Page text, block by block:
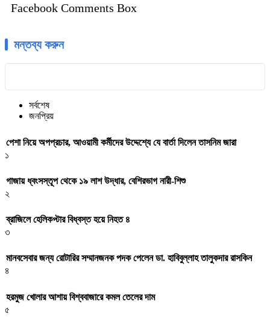
Facebook Comments Box
মন্তব্য করুন
সর্বশেষ
জনপ্রিয়
পেশা নিয়ে অপপ্রচার, আওয়ামী কর্মীদের উদ্দেশ্যে যে বার্তা দিলেন তাসনিম জারা
১
গাজায় ধ্বংসস্তূপ থেকে ১৯ লাশ উদ্ধার, বেশিরভাগ নারী-শিশু
২
ব্রাজিলে হেলিকপ্টার বিধ্বস্ত হয়ে নিহত ৪
৩
মানবসেবার জন্য রোটারির সম্মানজনক পদক পেলেন ডা. হাবিবুল্লাহ তালুকদার রাসকিন
৪
হরমুজ খোলার আশায় বিশ্ববাজারে কমল তেলের দাম
৫